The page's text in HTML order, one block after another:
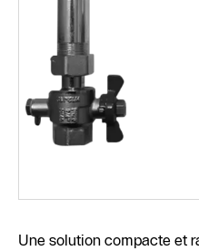
Une solution compacte et